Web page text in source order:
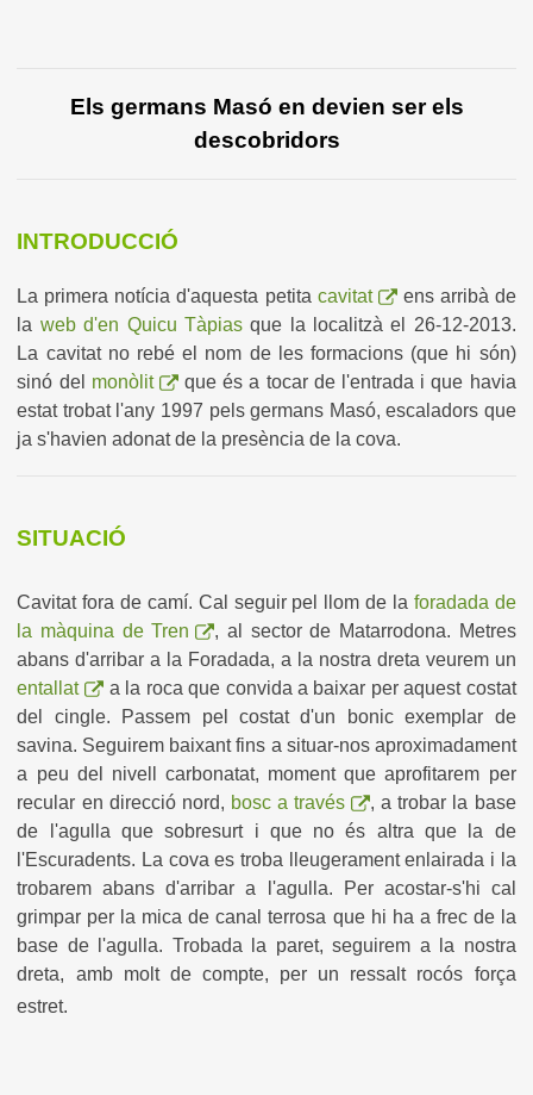
Els germans Masó en devien ser els
descobridors
INTRODUCCIÓ
La primera notícia d'aquesta petita cavitat
ens arribà de
la web d'en Quicu Tàpiasque la localitzà el 26-12-2013.
La cavitat no rebé el nom de les formacions (que hi són)
sinó del monòlit
que és a tocar de l'entrada i que havia
estat trobat l'any 1997 pels germans Masó, escaladors que
ja s'havien adonat de la presència de la cova.
SITUACIÓ
Cavitat fora de camí. Cal seguir pel llom de la foradada de
la màquina de Tren
, al sector de Matarrodona. Metres
abans d'arribar a la Foradada, a la nostra dreta veurem un
entallat
a la roca que convida a baixar per aquest costat
del cingle. Passem pel costat d'un bonic exemplar de
savina. Seguirem baixant fins a situar-nos aproximadament
a peu del nivell carbonatat, moment que aprofitarem per
recular en direcció nord, bosc a través
, a trobar la base
de l'agulla que sobresurt i que no és altra que la de
l'Escuradents. La cova es troba lleugerament enlairada i la
trobarem abans d'arribar a l'agulla. Per acostar-s'hi cal
grimpar per la mica de canal terrosa que hi ha a frec de la
base de l'agulla. Trobada la paret, seguirem a la nostra
dreta, amb molt de compte, per un ressalt rocós força
estret.